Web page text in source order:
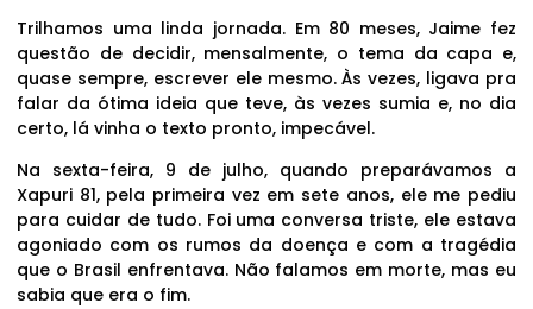
Trilhamos uma linda jornada. Em 80 meses, Jaime fez
questão de decidir, mensalmente, o tema da capa e,
quase sempre, escrever ele mesmo. Às vezes, ligava pra
falar da ótima ideia que teve, às vezes sumia e, no dia
certo, lá vinha o texto pronto, impecável.
Na sexta-feira, 9 de julho, quando preparávamos a
Xapuri 81, pela primeira vez em sete anos, ele me pediu
para cuidar de tudo. Foi uma conversa triste, ele estava
agoniado com os rumos da doença e com a tragédia
que o Brasil enfrentava. Não falamos em morte, mas eu
sabia que era o fim.